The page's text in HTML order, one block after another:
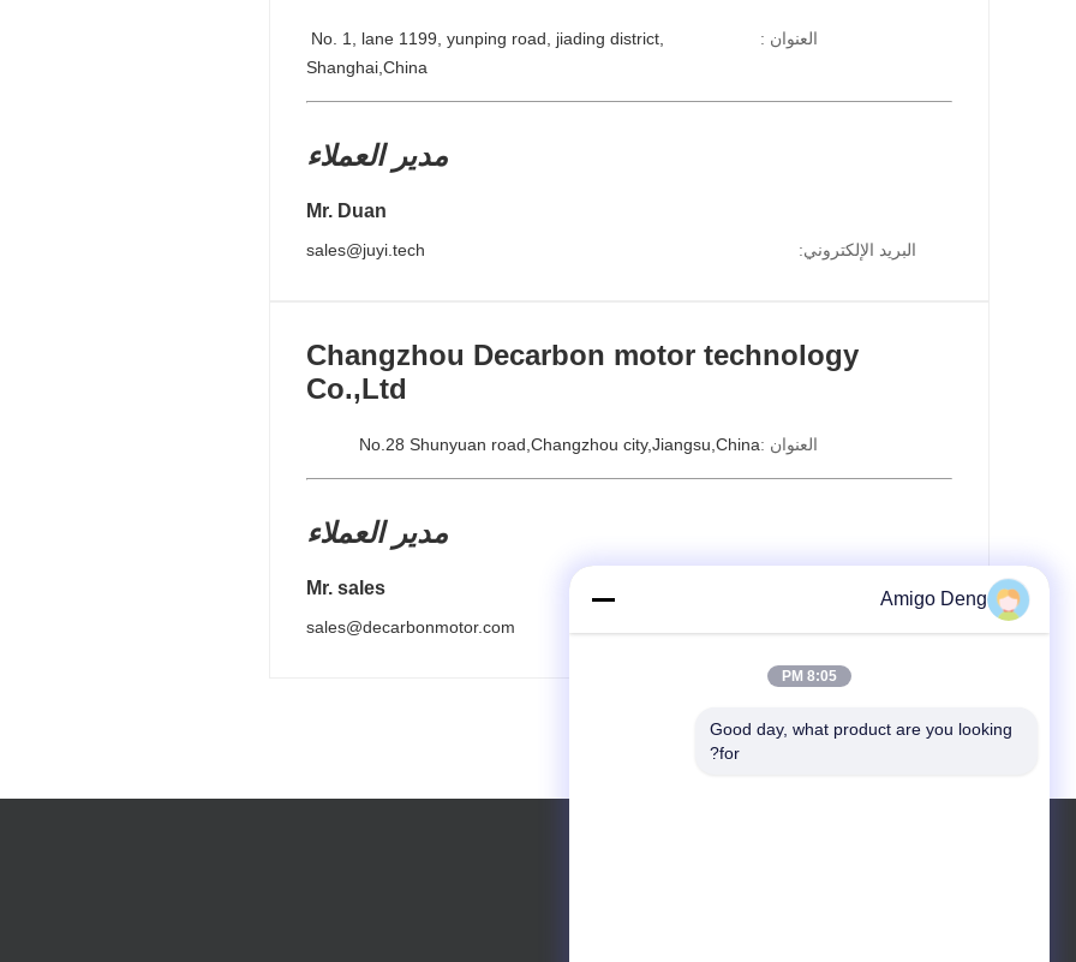
العنوان :
Shanghai,China
مدير العملاء
Mr. Duan
البريد الإلكتروني: sales@juyi.tech
Changzhou Decarbon motor technology
Co.,Ltd
العنوان :No.28 Shunyuan road,Changzhou city,Jiangsu,China
مدير العملاء
Mr. sales
sales@decarbonmotor.com
Amigo Deng
8:05 PM
Good day, what product are you looking
for?